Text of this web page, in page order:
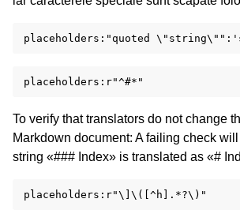
To verify that translators do not change
Markdown document: A failing check
string «### Index» is translated as «#